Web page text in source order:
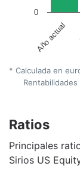
Año actual
0
* Calculada en
Ratios
Principales
Sirios US